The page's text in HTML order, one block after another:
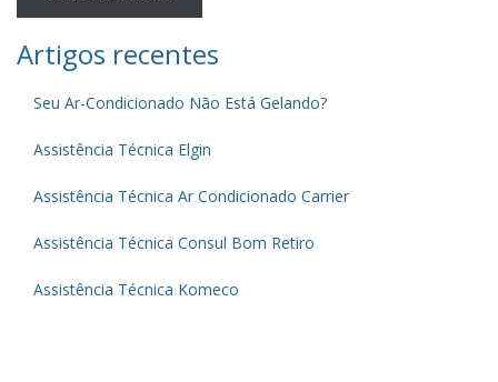
Artigos recentes
Seu Ar-Condicionado Não Está Gelando?
Assistência Técnica Elgin
Assistência Técnica Ar Condicionado Carrier
Assistência Técnica Consul Bom Retiro
Assistência Técnica Komeco